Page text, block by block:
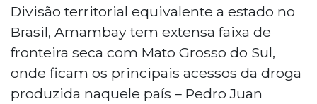
Divisão territorial equivalente a estado no
Brasil, Amambay tem extensa faixa de
fronteira seca com Mato Grosso do Sul,
onde ficam os principais acessos da droga
produzida naquele país – Pedro Juan